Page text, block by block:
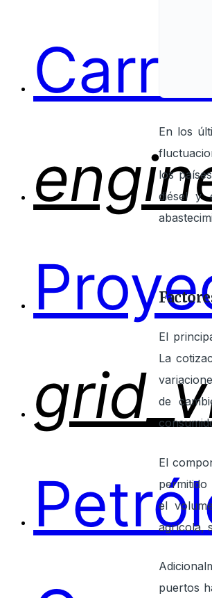
En los
los
diésel y
El
La
de
El
el
agrícola,
puertos